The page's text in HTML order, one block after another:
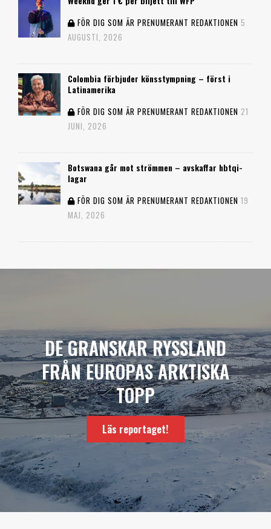
FÖR DIG SOM ÄR PRENUMERANT REDAKTIONEN 5
AUGUSTI, 2026
Colombia förbjuder könsstympning – först i
Latinamerika
FÖR DIG SOM ÄR PRENUMERANT REDAKTIONEN 21
JUNI, 2026
Botswana går mot strömmen – avskaffar hbtqi-
lagar
FÖR DIG SOM ÄR PRENUMERANT REDAKTIONEN 19
MAJ, 2026
DE GRANSKAR RYSSLAND
FRÅN EUROPAS ARKTISKA
TOPP
Läs reportaget!